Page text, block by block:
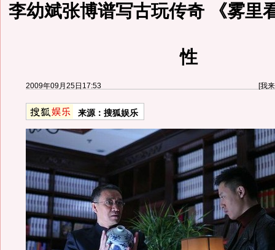
李幼斌张博谱写古玩传奇 《雾里
性
2009年09月25日17:53 [我
来源： 搜狐娱乐